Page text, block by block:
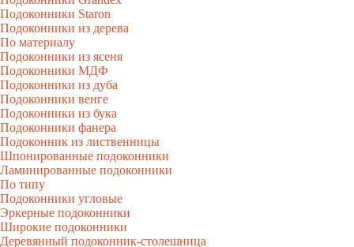
Подоконники Staron
Подоконники из дерева
По материалу
Подоконники из ясеня
Подоконники МДФ
Подоконники из дуба
Подоконники венге
Подоконники из бука
Подоконники фанера
Подоконник из лиственницы
Шпонированные подоконники
Ламинированные подоконники
По типу
Подоконники угловые
Эркерные подоконники
Широкие подоконники
Деревянный подоконник-столешница